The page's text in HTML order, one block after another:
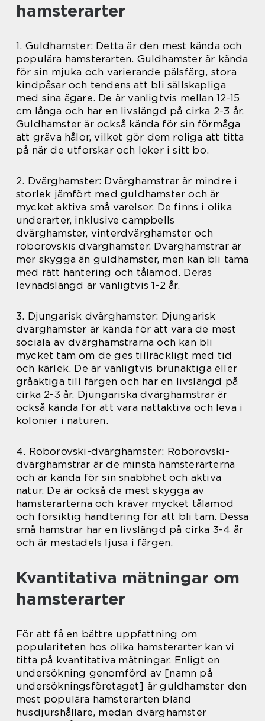
hamsterarter
1. Guldhamster: Detta är den mest kända och
populära hamsterarten. Guldhamster är kända
för sin mjuka och varierande pälsfärg, stora
kindpåsar och tendens att bli sällskapliga
med sina ägare. De är vanligtvis mellan 12-15
cm långa och har en livslängd på cirka 2-3 år.
Guldhamster är också kända för sin förmåga
att gräva hålor, vilket gör dem roliga att titta
på när de utforskar och leker i sitt bo.
2. Dvärghamster: Dvärghamstrar är mindre i
storlek jämfört med guldhamster och är
mycket aktiva små varelser. De finns i olika
underarter, inklusive campbells
dvärghamster, vinterdvärghamster och
roborovskis dvärghamster. Dvärghamstrar är
mer skygga än guldhamster, men kan bli tama
med rätt hantering och tålamod. Deras
levnadslängd är vanligtvis 1-2 år.
3. Djungarisk dvärghamster: Djungarisk
dvärghamster är kända för att vara de mest
sociala av dvärghamstrarna och kan bli
mycket tam om de ges tillräckligt med tid
och kärlek. De är vanligtvis brunaktiga eller
gråaktiga till färgen och har en livslängd på
cirka 2-3 år. Djungariska dvärghamstrar är
också kända för att vara nattaktiva och leva i
kolonier i naturen.
4. Roborovski-dvärghamster: Roborovski-
dvärghamstrar är de minsta hamsterarterna
och är kända för sin snabbhet och aktiva
natur. De är också de mest skygga av
hamsterarterna och kräver mycket tålamod
och försiktig handtering för att bli tam. Dessa
små hamstrar har en livslängd på cirka 3-4 år
och är mestadels ljusa i färgen.
Kvantitativa mätningar om
hamsterarter
För att få en bättre uppfattning om
populariteten hos olika hamsterarter kan vi
titta på kvantitativa mätningar. Enligt en
undersökning genomförd av [namn på
undersökningsföretaget] är guldhamster den
mest populära hamsterarten bland
husdjurshållare, medan dvärghamster